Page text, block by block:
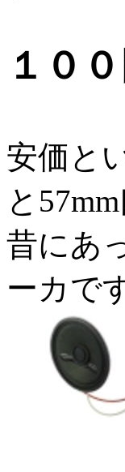
１０
安価と
と
昔にあ
ーカで